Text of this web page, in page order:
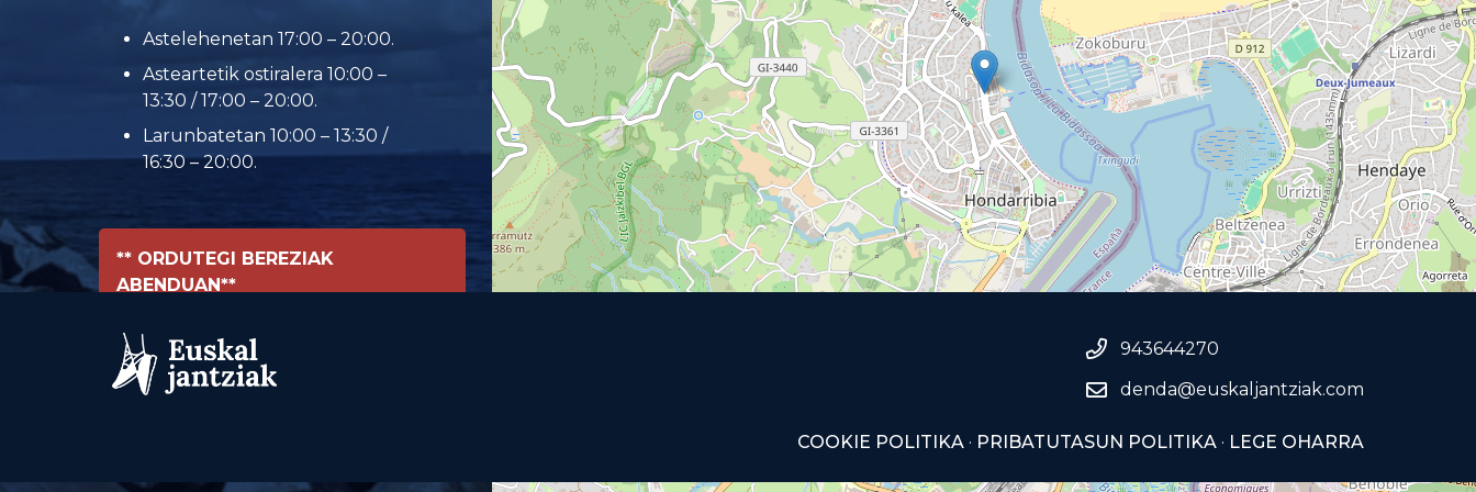
Astelehenetan 17:00 – 20:00.
Asteartetik ostiralera 10:00 –
13:30 / 17:00 – 20:00.
Larunbatetan 10:00 – 13:30 /
16:30 – 20:00.
** ORDUTEGI BEREZIAK
ABENDUAN**
943644270
denda@euskaljantziak.com
COOKIE POLITIKA · PRIBATUTASUN POLITIKA · LEGE OHARRA